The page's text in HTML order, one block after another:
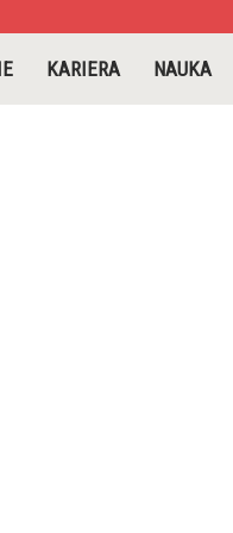
KARIERA NAUKA